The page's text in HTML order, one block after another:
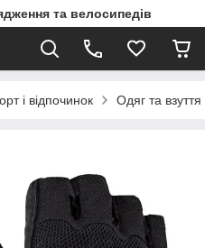
та велосипедів
і відпочинок Одяг та